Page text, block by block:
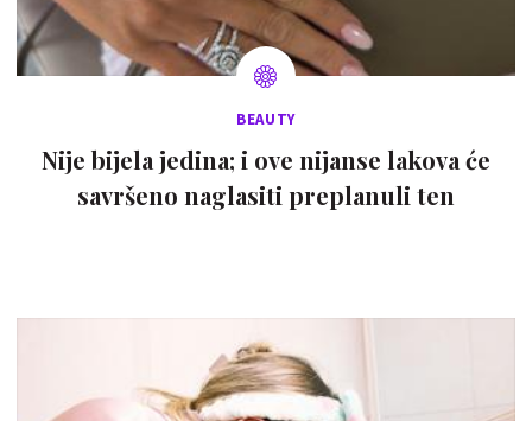
BEAUTY
Nije bijela jedina; i ove nijanse lakova će
savršeno naglasiti preplanuli ten